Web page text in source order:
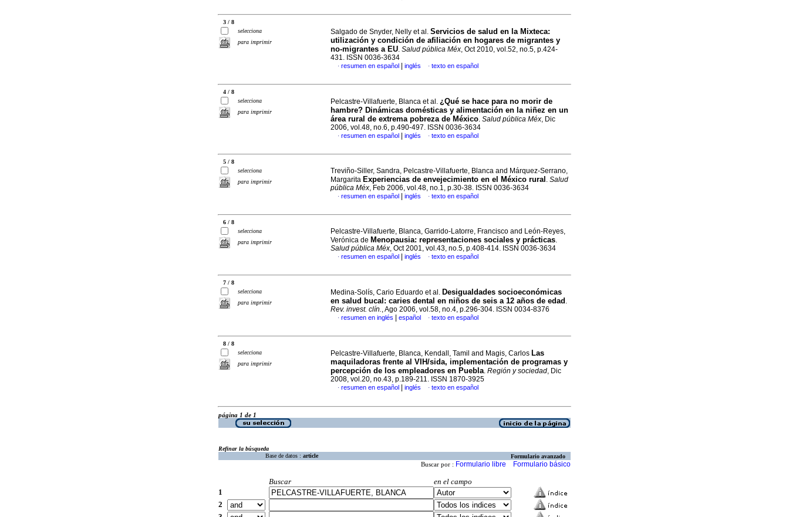
3 / 8
selecciona
para imprimir
Salgado de Snyder, Nelly et al. Servicios de salud en la Mixteca:
utilización y condición de afiliación en hogares de migrantes y
no-migrantes a EU. Salud pública Méx, Oct 2010, vol.52, no.5, p.424-
431. ISSN 0036-3634
· resumen en español inglés · texto en español
4 / 8
selecciona
para imprimir
Pelcastre-Villafuerte, Blanca et al. ¿Qué se hace para no morir de
hambre? Dinámicas domésticas y alimentación en la niñez en un
área rural de extrema pobreza de México. Salud pública Méx, Dic
2006, vol.48, no.6, p.490-497. ISSN 0036-3634
· resumen en español inglés · texto en español
5 / 8
selecciona
para imprimir
Treviño-Siller, Sandra, Pelcastre-Villafuerte, Blanca and Márquez-Serrano,
Margarita Experiencias de envejecimiento en el México rural . Salud
pública Méx, Feb 2006, vol.48, no.1, p.30-38. ISSN 0036-3634
· resumen en español inglés · texto en español
6 / 8
selecciona
para imprimir
Pelcastre-Villafuerte, Blanca, Garrido-Latorre, Francisco and León-Reyes,
Verónica de Menopausia: representaciones sociales y prácticas.
Salud pública Méx, Oct 2001, vol.43, no.5, p.408-414. ISSN 0036-3634
· resumen en español inglés · texto en español
7 / 8
selecciona
para imprimir
Medina-Solís, Cario Eduardo et al. Desigualdades socioeconómicas
en salud bucal : caries dental en niños de seis a 12 años de edad .
Rev. invest. clín., Ago 2006, vol.58, no.4, p.296-304. ISSN 0034-8376
· resumen en inglés español · texto en español
8 / 8
selecciona
para imprimir
Pelcastre-Villafuerte, Blanca, Kendall, Tamil and Magis, Carlos Las
maquiladoras frente al VIH/sida, implementación de programas y
percepción de los empleadores en Puebla. Región y sociedad, Dic
2008, vol.20, no.43, p.189-211. ISSN 1870-3925
· resumen en español inglés · texto en español
página 1 de 1
Refinar la búsqueda
Base de datos : article Formulario avanzado
Buscar por : Formulario libre Formulario básico
Buscar
en el campo
1
2